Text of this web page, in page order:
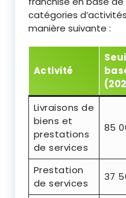
catégories
manière suivante :
Activité
Livraisons de
biens et
prestations
de services
85
Prestation
de services
37